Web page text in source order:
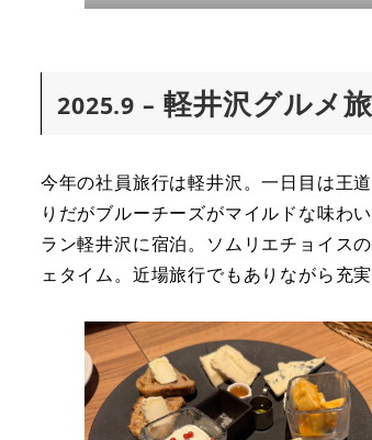
2025.9 – 軽井沢グルメ旅
今年の社員旅行は軽井沢。一日目は王
りだがブルーチーズがマイルドな味わ
ラン軽井沢に宿泊。ソムリエチョイス
ェタイム。近場旅行でもありながら充